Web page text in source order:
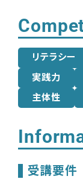
リテラシー
実践力
主体性
受講要件